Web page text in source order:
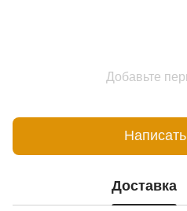
Добавьте
Доставка